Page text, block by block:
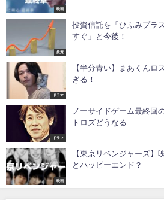
映画
投資
投資信託を「ひふみプラ
すぐ」と今後！
ドラマ
【半分青い】まあくんロ
ぎる！
ドラマ
ノーサイドゲーム最終回
トロズどうなる
映画
【東京リベンジャーズ】
とハッピーエンド？